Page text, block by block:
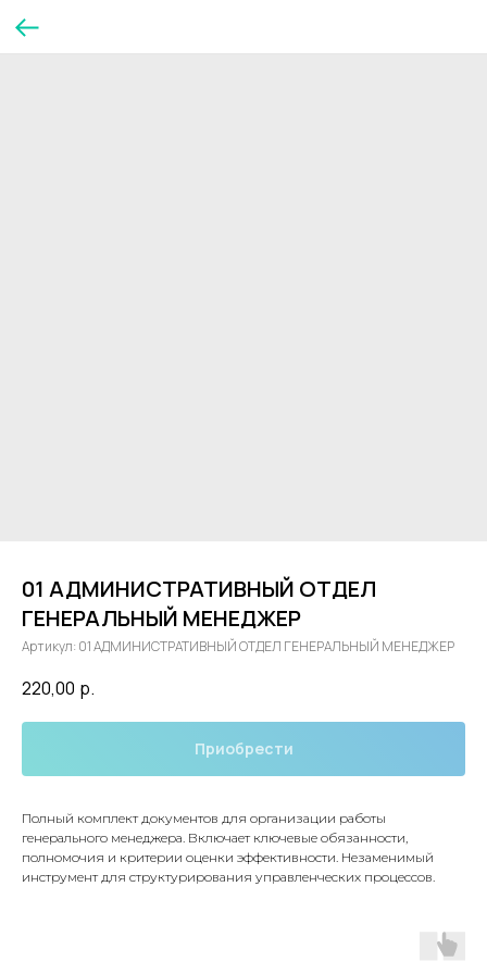
01 АДМИНИСТРАТИВНЫЙ ОТДЕЛ
ГЕНЕРАЛЬНЫЙ МЕНЕДЖЕР
Артикул: 01 АДМИНИСТРАТИВНЫЙ ОТДЕЛ ГЕНЕРАЛЬНЫЙ МЕНЕДЖЕР
220,00 р.
Приобрести
Полный комплект документов для организации работы
генерального менеджера. Включает ключевые обязанности,
полномочия и критерии оценки эффективности. Незаменимый
инструмент для структурирования управленческих процессов.